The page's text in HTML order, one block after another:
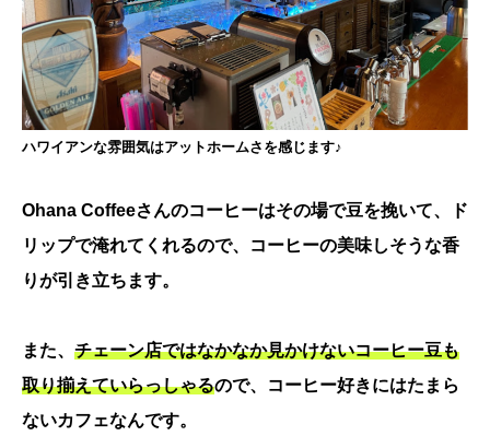
ハワイアンな雰囲気はアットホームさを感じます♪
Ohana Coffeeさんのコーヒーはその場で豆を挽いて、ド
リップで淹れてくれるので、コーヒーの美味しそうな香
りが引き立ちます。
また、 チェーン店ではなかなか見かけないコーヒー豆も
取り揃えていらっしゃるので、コーヒー好きにはたまら
ないカフェなんです。